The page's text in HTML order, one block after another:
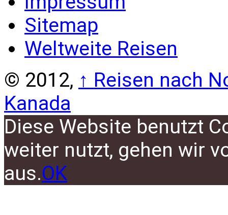
Sitemap
Weltweite Reisen
© 2012, ↑ Reisen nach
Kanada
Diese Website benutzt
weiter nutzt, gehen wir
aus.OK